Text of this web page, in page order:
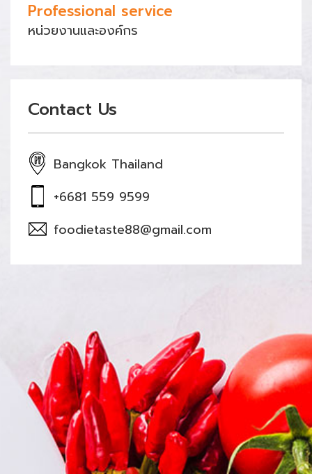
Professional service
หน่วยงานและองค์กร
Contact Us
Bangkok Thailand
+6681 559 9599
foodietaste88@gmail.com